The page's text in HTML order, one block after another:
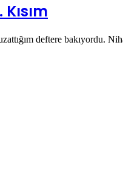
deftere bakıyordu.